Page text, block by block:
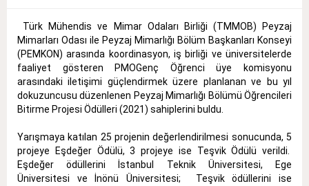
Türk Mühendis ve Mimar Odaları Birliği (TMMOB) Peyzaj
Mimarları Odası ile Peyzaj Mimarlığı Bölüm Başkanları Konseyi
(PEMKON) arasında koordinasyon, iş birliği ve üniversitelerde
faaliyet gösteren PMOGenç Öğrenci üye komisyonu
arasındaki iletişimi güçlendirmek üzere planlanan ve bu yıl
dokuzuncusu düzenlenen Peyzaj Mimarlığı Bölümü Öğrencileri
Bitirme Projesi Ödülleri (2021) sahiplerini buldu.
Yarışmaya katılan 25 projenin değerlendirilmesi sonucunda, 5
projeye Eşdeğer Ödülü, 3 projeye ise Teşvik Ödülü verildi.
Eşdeğer ödüllerini İstanbul Teknik Üniversitesi, Ege
Üniversitesi ve İnönü Üniversitesi; Teşvik ödüllerini ise